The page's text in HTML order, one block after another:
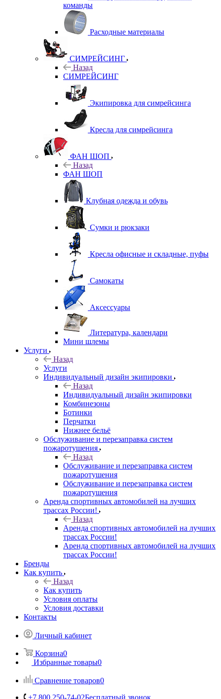
команды
Расходные материалы
СИМРЕЙСИНГ
Назад
СИМРЕЙСИНГ
Экипировка для симрейсинга
Кресла для симрейсинга
ФАН ШОП
Назад
ФАН ШОП
Клубная одежда и обувь
Сумки и рюкзаки
Кресла офисные и складные, пуфы
Самокаты
Аксессуары
Литература, календари
Мини шлемы
Услуги
Назад
Услуги
Индивидуальный дизайн экипировки
Назад
Индивидуальный дизайн экипировки
Комбинезоны
Ботинки
Перчатки
Нижнее бельё
Обслуживание и перезаправка систем
пожаротушения
Назад
Обслуживание и перезаправка систем
пожаротушения
Обслуживание и перезаправка систем
пожаротушения
Аренда спортивных автомобилей на лучших
трассах России!
Назад
Аренда спортивных автомобилей на лучших
трассах России!
Аренда спортивных автомобилей на лучших
трассах России!
Бренды
Как купить
Назад
Как купить
Условия оплаты
Условия доставки
Контакты
Личный кабинет
Корзина0
Избранные товары0
Сравнение товаров0
+7 800 250-74-02Бесплатный звонок